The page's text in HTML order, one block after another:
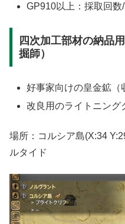
GP910以上：採取回数
四次加工部材の納品
掘師）
好事家向けの皇金鉱（
改良用のライトニン
場所：コルシア島(X:34
ルタイド